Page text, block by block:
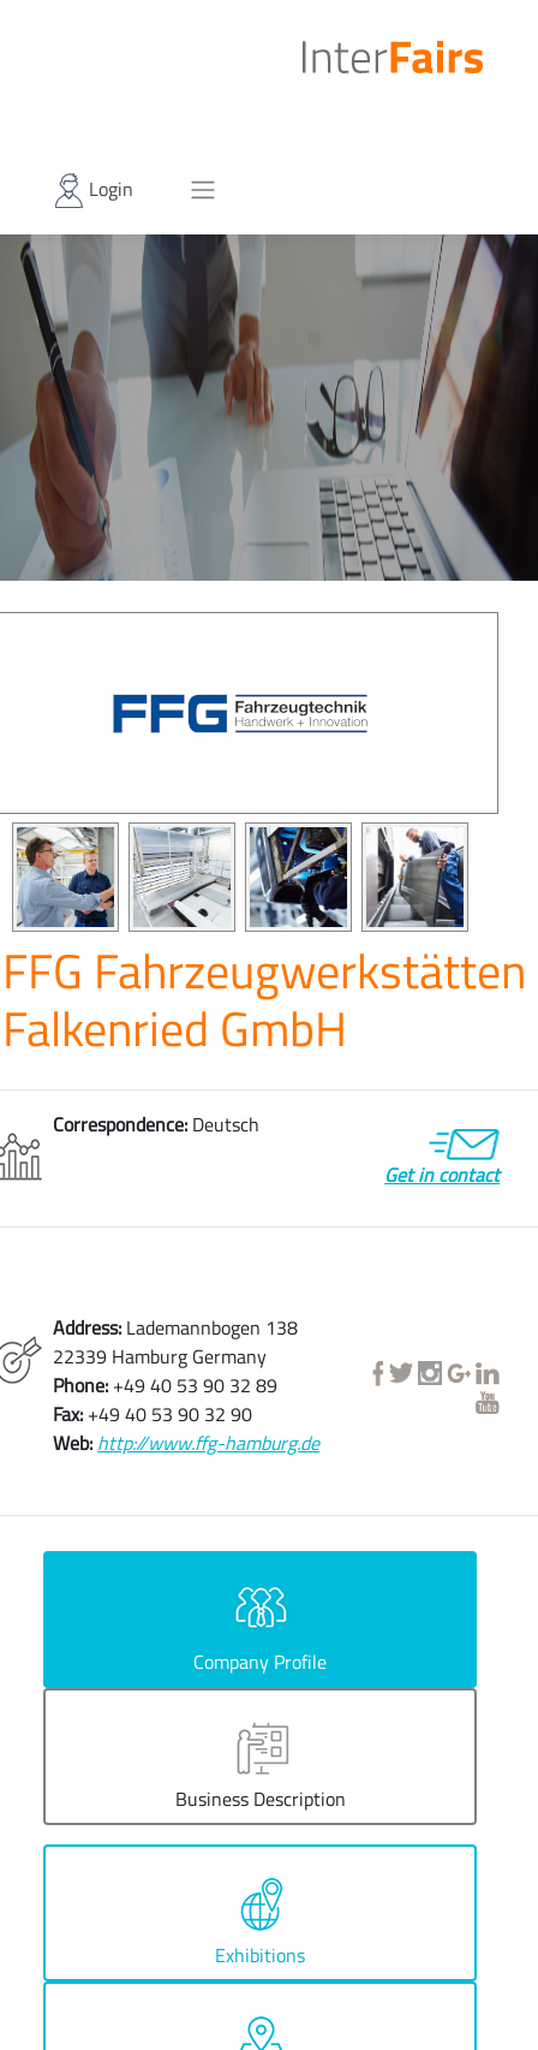
Login
FFG Fahrzeugwerkstätten
Falkenried GmbH
Correspondence: Deutsch
Get in contact
Address: Lademannbogen 138
22339 Hamburg Germany
Phone: +49 40 53 90 32 89
Fax: +49 40 53 90 32 90
Web: http://www.ffg-hamburg.de
Company Profile
Business Description
Exhibitions